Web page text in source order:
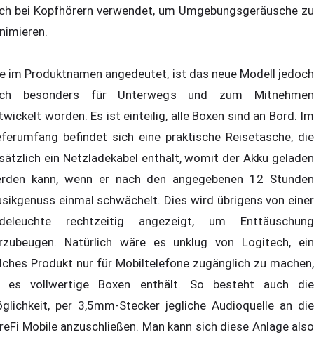
bei Kopfhörern verwendet, um Umgebungsgeräusche zu
im Produktnamen angedeutet, ist das neue Modell jedoch
besonders für Unterwegs und zum Mitnehmen
worden. Es ist einteilig, alle Boxen sind an Bord. Im
befindet sich eine praktische Reisetasche, die
ein Netzladekabel enthält, womit der Akku geladen
kann, wenn er nach den angegebenen 12 Stunden
einmal schwächelt. Dies wird übrigens von einer
rechtzeitig angezeigt, um Enttäuschung
Natürlich wäre es unklug von Logitech, ein
Produkt nur für Mobiltelefone zugänglich zu machen,
es vollwertige Boxen enthält. So besteht auch die
per 3,5mm-Stecker jegliche Audioquelle an die
Mobile anzuschließen. Man kann sich diese Anlage also